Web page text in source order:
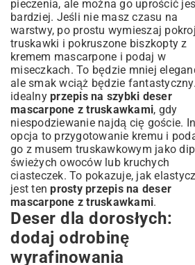
pieczenia, ale można go uprościć
bardziej. Jeśli nie masz czasu na
warstwy, po prostu wymieszaj
truskawki i pokruszone biszkopty z
kremem mascarpone i podaj w
miseczkach. To będzie mniej
ale smak wciąż będzie
idealny przepis na szybki deser
mascarpone z truskawkami, gdy
niespodziewanie najdą cię goście.
opcja to przygotowanie kremu i
go z musem truskawkowym jako
świeżych owoców lub kruchych
ciasteczek. To pokazuje, jak
jest tenprosty przepis na deser
mascarpone z truskawkami.
Deser dla dorosłych:
dodaj odrobinę
wyrafinowania